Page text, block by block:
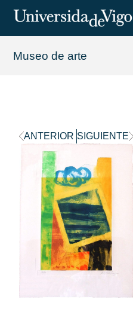
Museo de arte
ANTERIOR SIGUIENTE